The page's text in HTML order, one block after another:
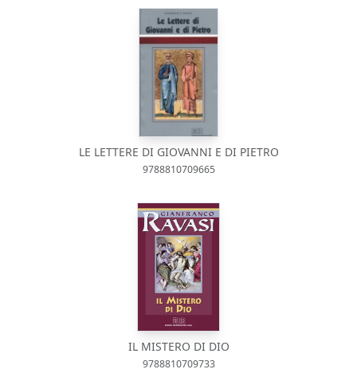
LE LETTERE DI GIOVANNI E DI PIETRO
9788810709665
IL MISTERO DI DIO
9788810709733